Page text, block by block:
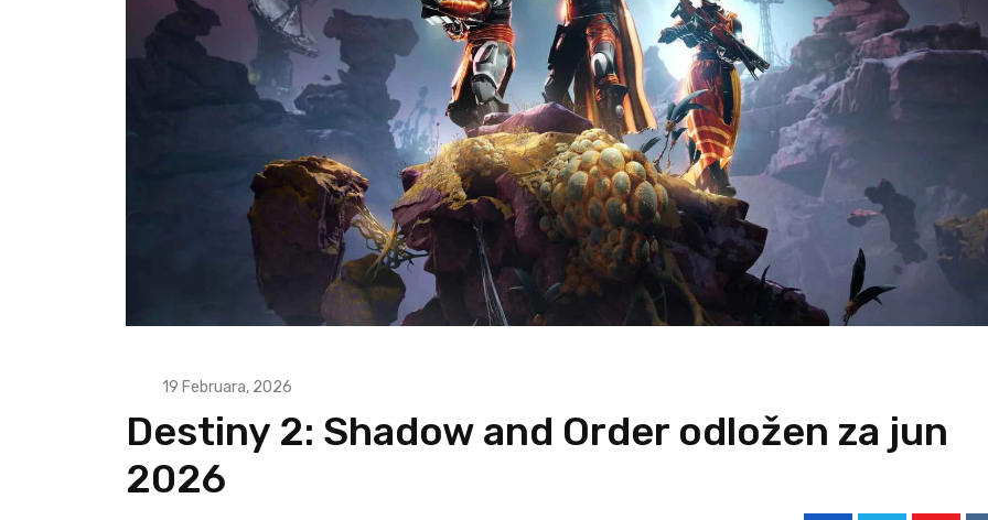
19 Februara, 2026
Destiny 2: Shadow and Order odložen za jun
2026